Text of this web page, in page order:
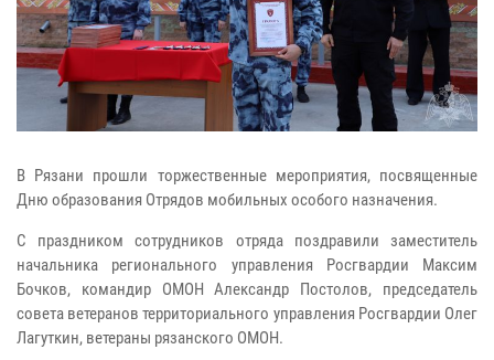
В Рязани прошли торжественные мероприятия, посвященные
Дню образования Отрядов мобильных особого назначения.
С праздником сотрудников отряда поздравили заместитель
начальника регионального управления Росгвардии Максим
Бочков, командир ОМОН Александр Постолов, председатель
совета ветеранов территориального управления Росгвардии Олег
Лагуткин, ветераны рязанского ОМОН.